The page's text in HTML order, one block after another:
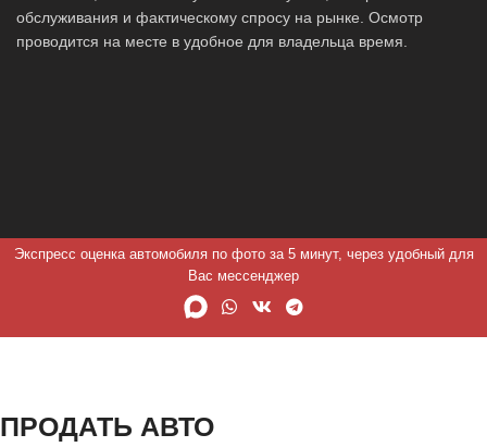
обслуживания и фактическому спросу на рынке. Осмотр
проводится на месте в удобное для владельца время.
Экспресс оценка автомобиля по фото за 5 минут, через удобный для
Вас мессенджер
ПРОДАТЬ АВТО